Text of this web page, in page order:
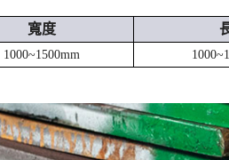
寬度
1000~1500mm